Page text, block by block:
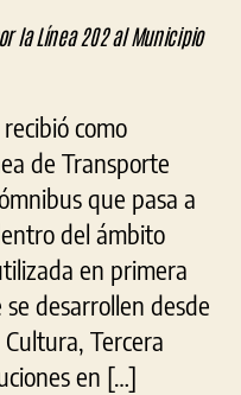
como
de Transporte
que pasa a
del ámbito
en primera
desarrollen desde
Tercera
en […]